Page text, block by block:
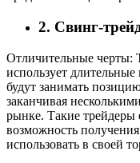
2. Свинг-
Отличительные черты:
использует
будут занимать
заканчивая
рынке. Такие
возможность
использовать в своей